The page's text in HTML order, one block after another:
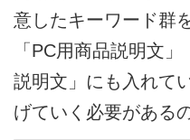
意したキーワード群
「PC用商品説明文
説明文」にも入れて
げていく必要がある